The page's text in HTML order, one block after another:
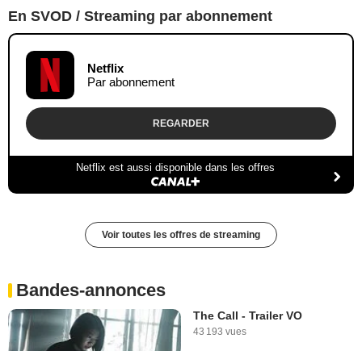
En SVOD / Streaming par abonnement
Netflix
Par abonnement
REGARDER
Netflix est aussi disponible dans les offres
Voir toutes les offres de streaming
Bandes-annonces
The Call - Trailer VO
43 193 vues